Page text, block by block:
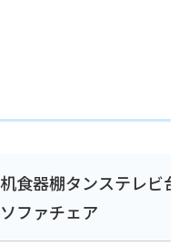
机食器棚タンステレビ台
ソファチェア